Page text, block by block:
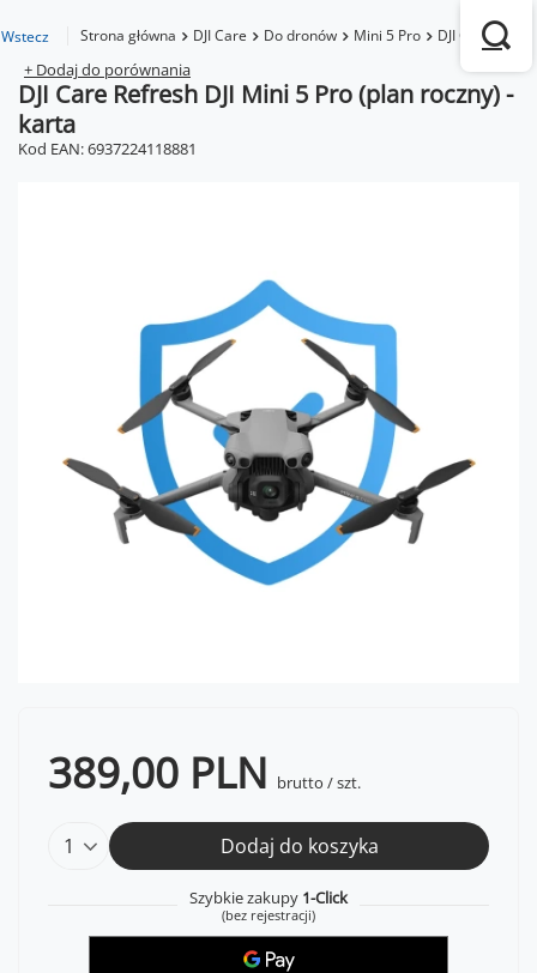
Wstecz Strona główna DJI Care Do dronów Mini 5 Pro DJI Care
+ Dodaj do porównania
DJI Care Refresh DJI Mini 5 Pro (plan roczny) -
karta
Kod EAN: 6937224118881
389,00 PLN brutto /szt.
Dodaj do koszyka
Szybkie zakupy 1-Click
(bez rejestracji)